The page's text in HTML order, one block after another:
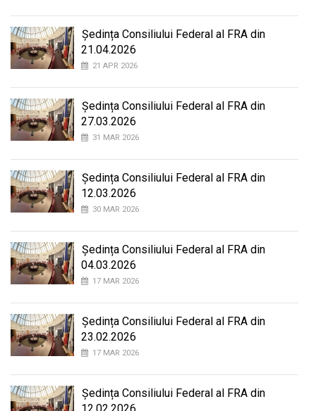
Ședința Consiliului Federal al FRA din
21.04.2026
21 APR 2026
Ședința Consiliului Federal al FRA din
27.03.2026
31 MAR 2026
Ședința Consiliului Federal al FRA din
12.03.2026
30 MAR 2026
Ședința Consiliului Federal al FRA din
04.03.2026
17 MAR 2026
Ședința Consiliului Federal al FRA din
23.02.2026
17 MAR 2026
Ședința Consiliului Federal al FRA din